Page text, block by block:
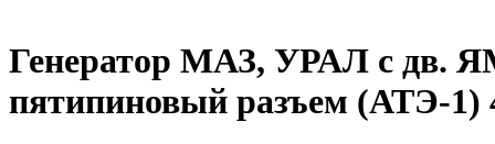
Генератор МАЗ, УРАЛ с дв.
пятипиновый разъем (АТЭ-1)